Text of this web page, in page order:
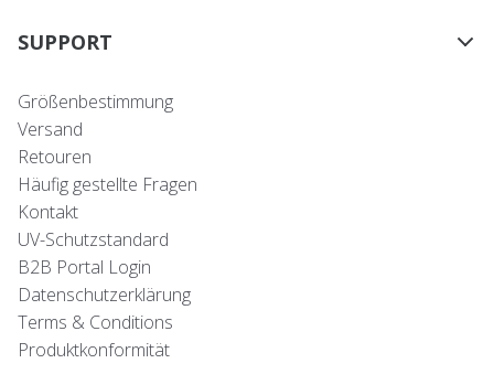
SUPPORT
Größenbestimmung
Versand
Retouren
Häufig gestellte Fragen
Kontakt
UV-Schutzstandard
B2B Portal Login
Datenschutzerklärung
Terms & Conditions
Produktkonformität